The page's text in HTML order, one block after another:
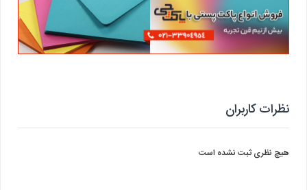
نظرات کاربران
هیچ نظری ثبت نشده است